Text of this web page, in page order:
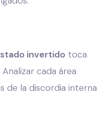
invertido toca
cada área
de la discordia interna